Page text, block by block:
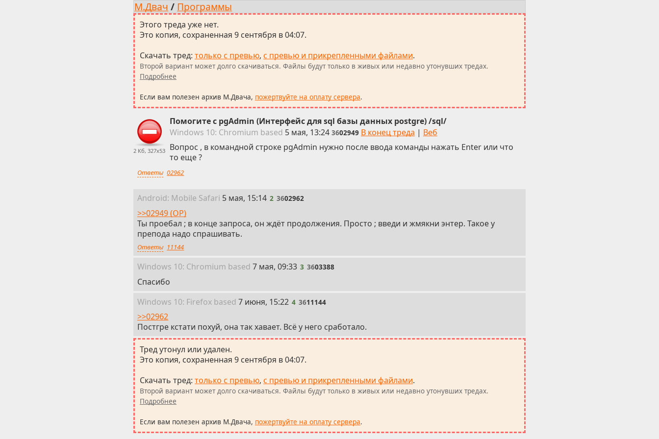
М.Двач / Программы
Этого треда уже нет.
Это копия, сохраненная 9 сентября в 04:07.
Скачать тред: только с превью, с превью и прикрепленными файлами.
Второй вариант может долго скачиваться. Файлы будут только в живых или недавно утонувших тредах.
Подробнее
Если вам полезен архив М.Двача, пожертвуйте на оплату сервера.
2 Кб, 327x53
Помогите с pgAdmin (Интерфейс для sql базы данных postgre) /sql/
Windows 10: Chromium based 5 мая, 13:24 3602949 В конец треда | Веб
Вопрос , в командной строке pgAdmin нужно после ввода команды нажать Enter или что
то еще ?
Ответы 02962
Android: Mobile Safari 2
5 мая, 15:14 2 3602962
>>02949 (OP)
Ты проебал ; в конце запроса, он ждёт продолжения. Просто ; введи и жмякни энтер. Такое у
препода надо спрашивать.
Ответы 11144
Windows 10: Chromium based 3
7 мая, 09:33 3 3603388
Спасибо
Windows 10: Firefox based 4
7 июня, 15:22 4 3611144
>>02962
Постгре кстати похуй, она так хавает. Всё у него сработало.
Тред утонул или удален.
Это копия, сохраненная 9 сентября в 04:07.
Скачать тред: только с превью, с превью и прикрепленными файлами.
Второй вариант может долго скачиваться. Файлы будут только в живых или недавно утонувших тредах.
Подробнее
Если вам полезен архив М.Двача, пожертвуйте на оплату сервера.